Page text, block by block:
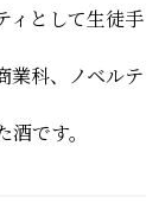
ィとして生徒手
業科、ノベルテ
です。